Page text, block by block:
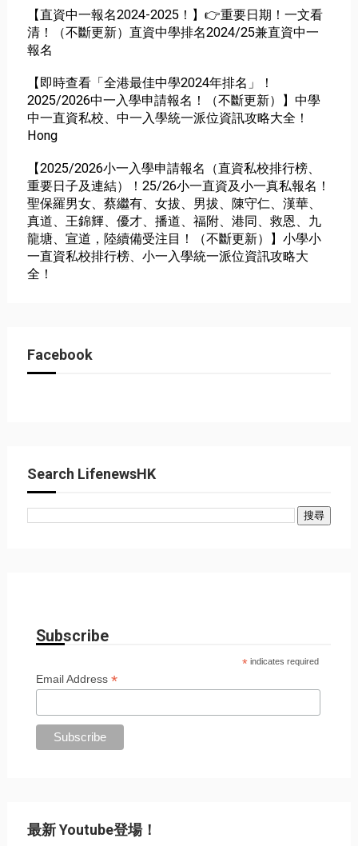
【直資中一報名2024-2025！】👉重要日期！一文看
清！（不斷更新）直資中學排名2024/25兼直資中一
報名
【即時查看「全港最佳中學2024年排名」！
2025/2026中一入學申請報名！（不斷更新）】中學
中一直資私校、中一入學統一派位資訊攻略大全！
Hong
【2025/2026小一入學申請報名（直資私校排行榜、
重要日子及連結）！25/26小一直資及小一真私報名！
聖保羅男女、蔡繼有、女拔、男拔、陳守仁、漢華、
真道、王錦輝、優才、播道、福附、港同、救恩、九
龍塘、宣道，陸續備受注目！（不斷更新）】小學小
一直資私校排行榜、小一入學統一派位資訊攻略大
全！
Facebook
Search LifenewsHK
Subscribe
* indicates required
Email Address*
最新 Youtube登場！